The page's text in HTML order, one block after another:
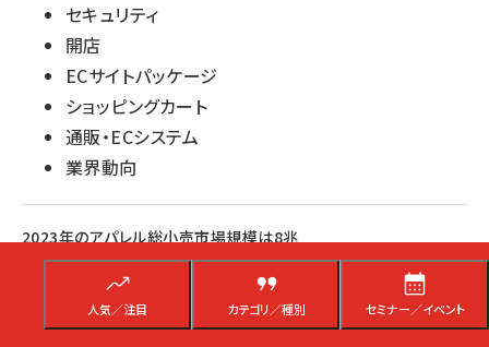
人気／注目 カテゴリ／種別 セミナー／イベント
セキュリティ
開店
ECサイトパッケージ
ショッピングカート
通販・ECシステム
業界動向
2023年のアパレル総小売市場規模は8兆
3564億円で3.7%増、2025年ごろまでにコロ
ナ禍前水準に回復基調で推移する見込み
アパレル市場は長期的には少子高齢化・人口減少の影響を受けて穏かに減
少するものの、原材料費の高騰や物流費の増加、人件費の上昇によって販売